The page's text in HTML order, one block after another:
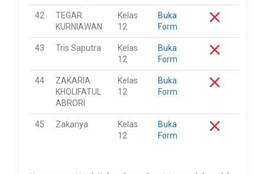
42
TEGAR
KURNIAWAN
Kelas
12
Buka
Form
43 Tris Saputra
Kelas
12
Buka
Form
44
ZAKARIA
KHOLIFATUL
ABRORI
Kelas
12
Buka
Form
45 Zakariya
Kelas
12
Buka
Form